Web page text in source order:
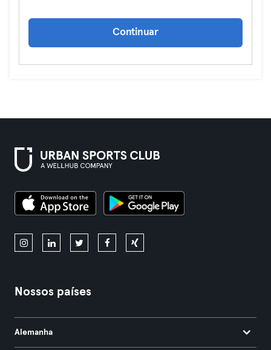
Continuar
Nossos países
Alemanha